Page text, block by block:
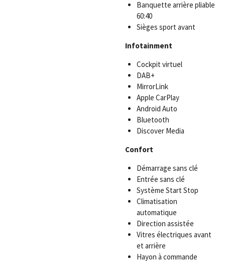
Banquette arrière pliable
60:40
Sièges sport avant
Infotainment
Cockpit virtuel
DAB+
MirrorLink
Apple CarPlay
Android Auto
Bluetooth
Discover Media
Confort
Démarrage sans clé
Entrée sans clé
Système Start Stop
Climatisation
automatique
Direction assistée
Vitres électriques avant
et arrière
Hayon à commande